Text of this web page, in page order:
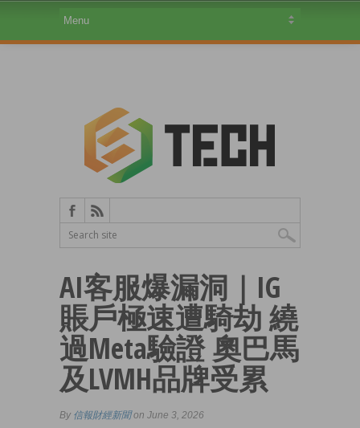
AI客服爆漏洞｜IG
賬戶極速遭騎劫 繞
過Meta驗證 奧巴馬
及LVMH品牌受累
By 信報財經新聞on June 3, 2026